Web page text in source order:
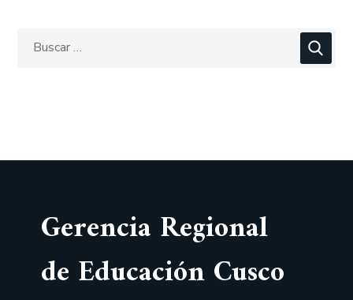
Gerencia Regional
de Educación Cusco